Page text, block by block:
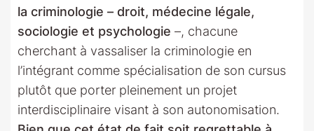
la criminologie – droit, médecine légale,
sociologie et psychologie –, chacune
cherchant à vassaliser la criminologie en
l’intégrant comme spécialisation de son cursus
plutôt que porter pleinement un projet
interdisciplinaire visant à son autonomisation.